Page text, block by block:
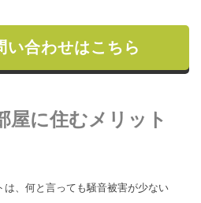
い合わせはこちら
屋に住むメリット
、何と言っても騒音被害が少ない